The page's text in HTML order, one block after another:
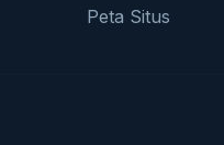
Peta Situs